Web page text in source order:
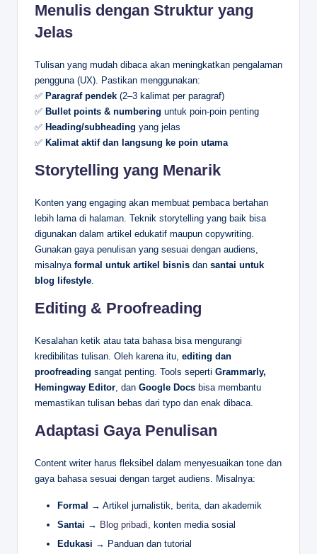
Menulis dengan Struktur yang
Jelas
Tulisan yang mudah dibaca akan meningkatkan pengalaman
pengguna (UX). Pastikan menggunakan:
✅ Paragraf pendek (2–3 kalimat per paragraf)
✅ Bullet points & numbering untuk poin-poin penting
✅ Heading/subheading yang jelas
✅ Kalimat aktif dan langsung ke poin utama
Storytelling yang Menarik
Konten yang engaging akan membuat pembaca bertahan
lebih lama di halaman. Teknik storytelling yang baik bisa
digunakan dalam artikel edukatif maupun copywriting.
Gunakan gaya penulisan yang sesuai dengan audiens,
misalnya formal untuk artikel bisnis dan santai untuk
blog lifestyle
Editing & Proofreading
Kesalahan ketik atau tata bahasa bisa mengurangi
kredibilitas tulisan. Oleh karena itu, editing dan
proofreading sangat penting. Tools seperti Grammarly,
Hemingway Editor , dan Google Docs bisa membantu
memastikan tulisan bebas dari typo dan enak dibaca.
Adaptasi Gaya Penulisan
Content writer harus fleksibel dalam menyesuaikan tone dan
gaya bahasa sesuai dengan target audiens. Misalnya:
Formal
→ Artikel jurnalistik, berita, dan akademik
Santai → Blog pribadi , konten media sosial
Edukasi → Panduan dan tutorial